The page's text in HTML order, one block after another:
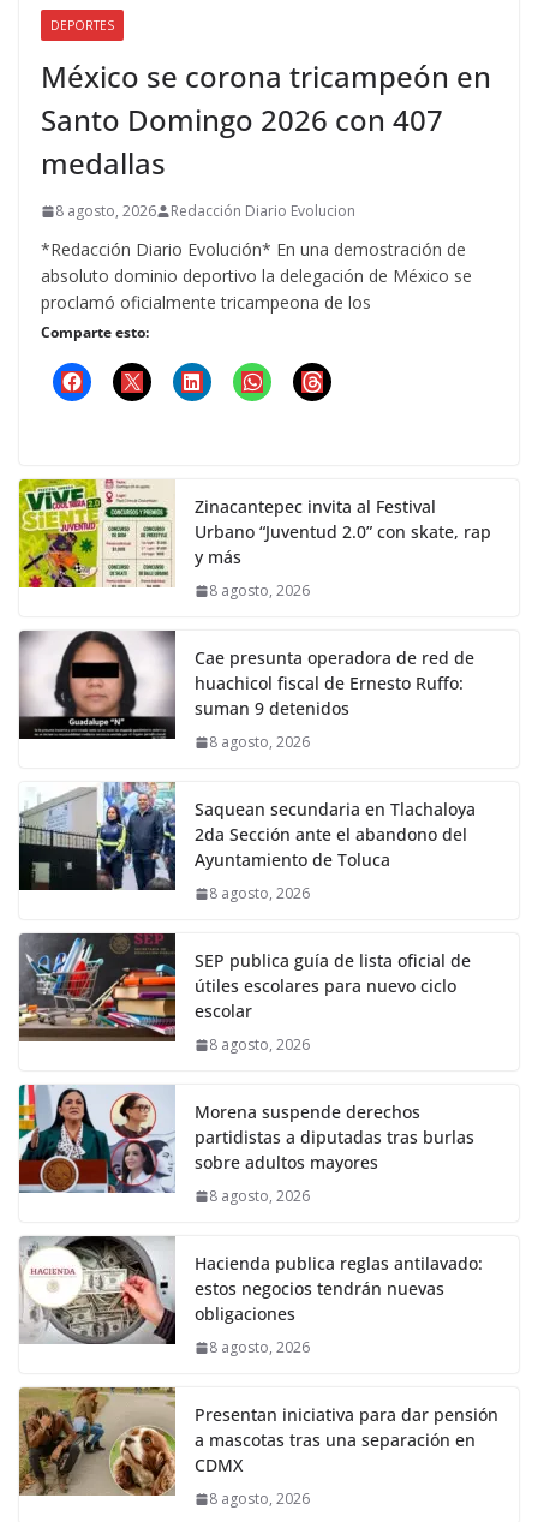
DEPORTES
México se corona tricampeón en
Santo Domingo 2026 con 407
medallas
8 agosto, 2026 Redacción Diario Evolucion
*Redacción Diario Evolución* En una demostración de
absoluto dominio deportivo la delegación de México se
proclamó oficialmente tricampeona de los
Comparte esto:
Zinacantepec invita al Festival
Urbano “Juventud 2.0” con skate, rap
y más
8 agosto, 2026
Cae presunta operadora de red de
huachicol fiscal de Ernesto Ruffo:
suman 9 detenidos
8 agosto, 2026
Saquean secundaria en Tlachaloya
2da Sección ante el abandono del
Ayuntamiento de Toluca
8 agosto, 2026
SEP publica guía de lista oficial de
útiles escolares para nuevo ciclo
escolar
8 agosto, 2026
Morena suspende derechos
partidistas a diputadas tras burlas
sobre adultos mayores
8 agosto, 2026
Hacienda publica reglas antilavado:
estos negocios tendrán nuevas
obligaciones
8 agosto, 2026
Presentan iniciativa para dar pensión
a mascotas tras una separación en
CDMX
8 agosto, 2026